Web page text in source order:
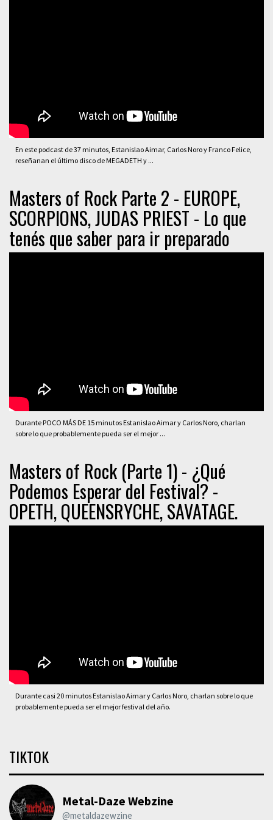
En este podcast de 37 minutos, Estanislao Aimar, Carlos Noro y Franco Felice,
reseñanan el último disco de MEGADETH y ...
Masters of Rock Parte 2 - EUROPE,
SCORPIONS, JUDAS PRIEST - Lo que
tenés que saber para ir preparado
Durante POCO MÁS DE 15 minutos Estanislao Aimar y Carlos Noro, charlan
sobre lo que probablemente pueda ser el mejor ...
Masters of Rock (Parte 1) - ¿Qué
Podemos Esperar del Festival? -
OPETH, QUEENSRYCHE, SAVATAGE.
Durante casi 20 minutos Estanislao Aimar y Carlos Noro, charlan sobre lo que
probablemente pueda ser el mejor festival del año.
TIKTOK
Metal-Daze Webzine
@metaldazewzine